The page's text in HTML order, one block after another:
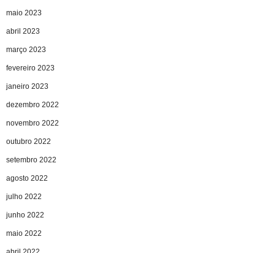
maio 2023
abril 2023
março 2023
fevereiro 2023
janeiro 2023
dezembro 2022
novembro 2022
outubro 2022
setembro 2022
agosto 2022
julho 2022
junho 2022
maio 2022